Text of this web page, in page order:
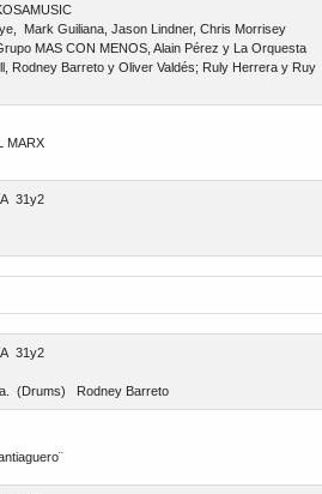
Mark Guiliana, Jason Lindner, Chris Morrisey
MAS CON MENOS, Alain Pérez y La Orquesta
Rodney Barreto y Oliver Valdés; Ruly Herrera y Ruy
MARX
31y2
31y2
(Drums) Rodney Barreto